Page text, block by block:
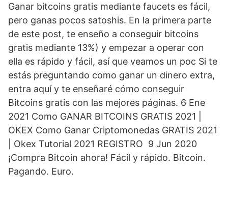
Ganar bitcoins gratis mediante faucets es fácil,
pero ganas pocos satoshis. En la primera parte
de este post, te enseño a conseguir bitcoins
gratis mediante 13%) y empezar a operar con
ella es rápido y fácil, así que veamos un poc Si te
estás preguntando como ganar un dinero extra,
entra aquí y te enseñaré cómo conseguir
Bitcoins gratis con las mejores páginas. 6 Ene
2021 Como GANAR BITCOINS GRATIS 2021 |
OKEX Como Ganar Criptomonedas GRATIS 2021
| Okex Tutorial 2021 REGISTRO 9 Jun 2020
¡Compra Bitcoin ahora! Fácil y rápido. Bitcoin.
Pagando. Euro.